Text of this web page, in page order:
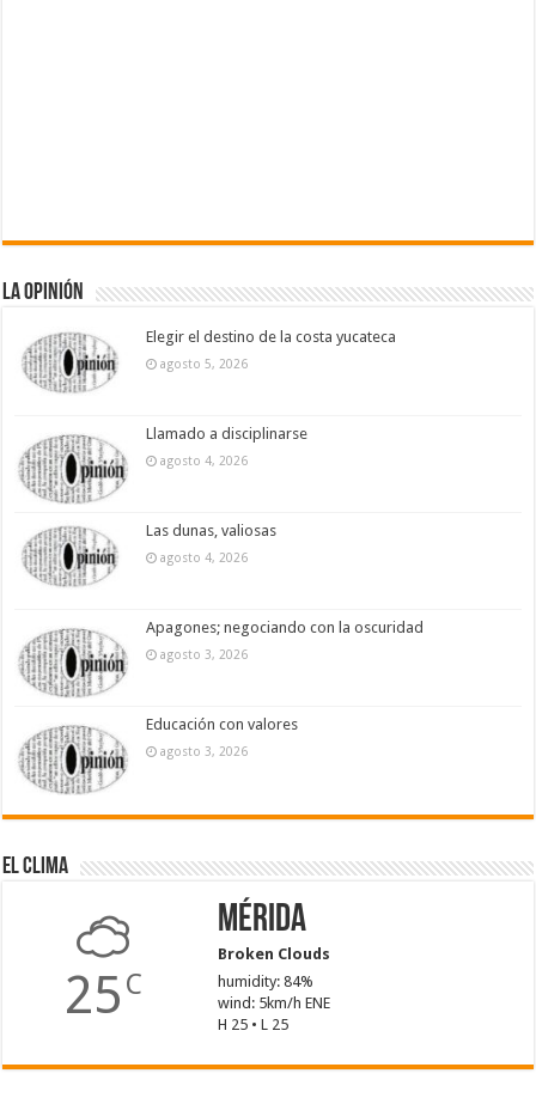
La Opinión
Elegir el destino de la costa yucateca
agosto 5, 2026
Llamado a disciplinarse
agosto 4, 2026
Las dunas, valiosas
agosto 4, 2026
Apagones; negociando con la oscuridad
agosto 3, 2026
Educación con valores
agosto 3, 2026
El Clima
25 C
Mérida
Broken Clouds
humidity: 84%
wind: 5km/h ENE
H 25 • L 25